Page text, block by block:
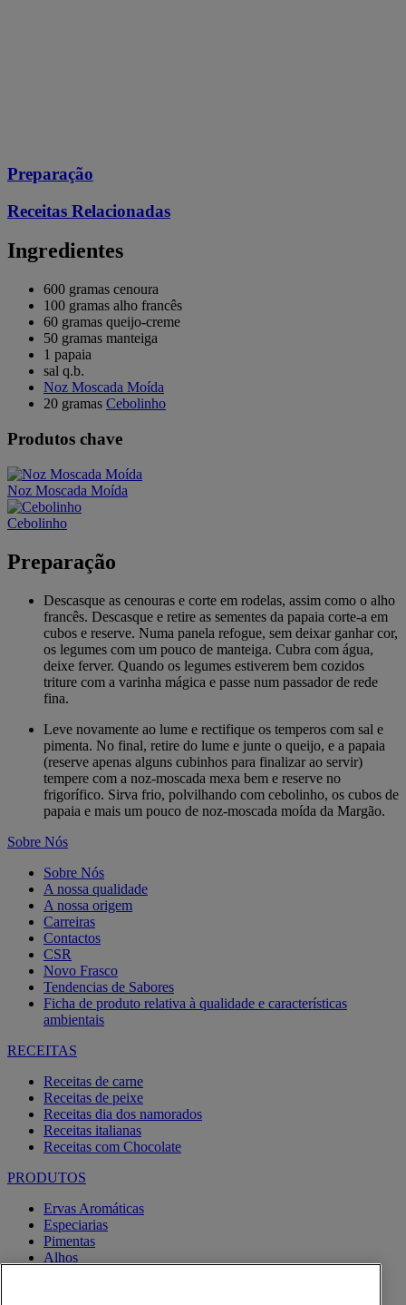
Preparação
Receitas Relacionadas
Ingredientes
600 gramas cenoura
100 gramas alho francês
60 gramas queijo-creme
50 gramas manteiga
1 papaia
sal q.b.
Noz Moscada Moída
20 gramas Cebolinho
Produtos chave
Noz Moscada Moída
Cebolinho
Preparação
Descasque as cenouras e corte em rodelas, assim como o alho
francês. Descasque e retire as sementes da papaia corte-a em
cubos e reserve. Numa panela refogue, sem deixar ganhar cor,
os legumes com um pouco de manteiga. Cubra com água,
deixe ferver. Quando os legumes estiverem bem cozidos
triture com a varinha mágica e passe num passador de rede
fina.
Leve novamente ao lume e rectifique os temperos com sal e
pimenta. No final, retire do lume e junte o queijo, e a papaia
(reserve apenas alguns cubinhos para finalizar ao servir)
tempere com a noz-moscada mexa bem e reserve no
frigorífico. Sirva frio, polvilhando com cebolinho, os cubos de
papaia e mais um pouco de noz-moscada moída da Margão.
Sobre Nós
Sobre Nós
A nossa qualidade
A nossa origem
Carreiras
Contactos
CSR
Novo Frasco
Tendencias de Sabores
Ficha de produto relativa à qualidade e características
ambientais
RECEITAS
Receitas de carne
Receitas de peixe
Receitas dia dos namorados
Receitas italianas
Receitas com Chocolate
PRODUTOS
Ervas Aromáticas
Especiarias
Pimentas
Alhos